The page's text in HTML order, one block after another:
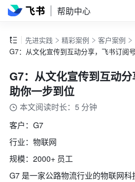
帮助中心
先进实践 精彩案例
客户案例
G7：从文化宣传到互动分享，飞书订阅
G7：从文化宣传到互动
助你一步到位
本文阅读时长：5 分钟
客户：G7
行业：物联网
规模：2000+ 员工
G7 是一家公路物流行业的物联网